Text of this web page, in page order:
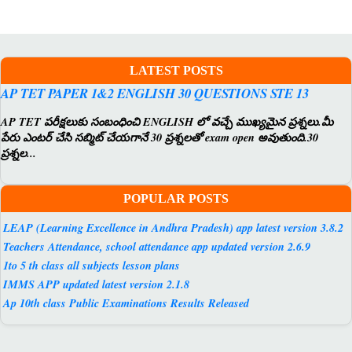
LATEST POSTS
AP TET PAPER 1&2 ENGLISH 30 QUESTIONS STE 13
AP TET పరీక్షలుకు సంబంధించి ENGLISH లో వచ్చే ముఖ్యమైన ప్రశ్నలు.మీ
పేరు ఎంటర్ చేసి సబ్మిట్ చేయగానే 30 ప్రశ్నలతో exam open అవుతుంది.30
ప్రశ్నల...
POPULAR POSTS
LEAP (Learning Excellence in Andhra Pradesh) app latest version 3.8.2
Teachers Attendance, school attendance app updated version 2.6.9
1to 5 th class all subjects lesson plans
IMMS APP updated latest version 2.1.8
Ap 10th class Public Examinations Results Released